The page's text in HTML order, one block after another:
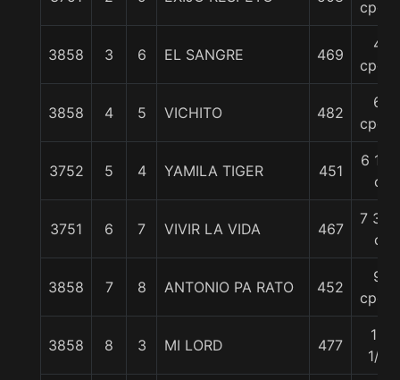
cpos.
3858 3 6 EL SANGRE 469
4
cpos.
3858 4 5 VICHITO 482
6
cpos.
3752 5 4 YAMILA TIGER 451
6 1/2
c
3751 6 7 VIVIR LA VIDA 467
7 3/4
c
3858 7 8 ANTONIO PA RATO 452
9
cpos.
3858 8 3 MI LORD 477
10
1/2